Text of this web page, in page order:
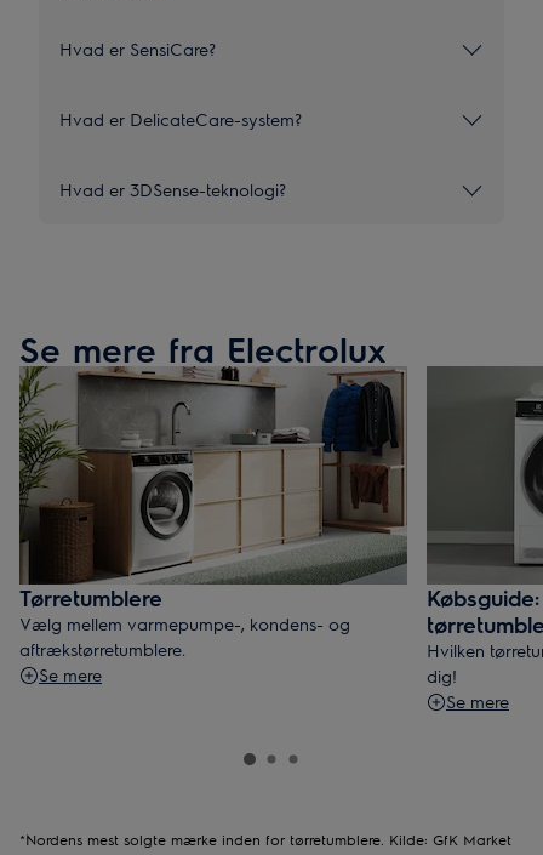
Hvad er SensiCare?
Hvad er DelicateCare-system?
Hvad er 3DSense-teknologi?
Se mere fra Electrolux
Tørretumblere
Vælg mellem varmepumpe-, kondens- og
aftrækstørretumblere.
Se mere
Hvilken
dig!
Se mere
*Nordens mest solgte mærke inden for tørretumblere. Kilde: GfK Market